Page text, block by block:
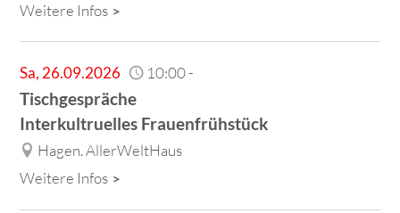
Weitere Infos
Sa, 26.09.2026 10:00-
Tischgespräche
Interkultruelles Frauenfrühstück
Hagen. AllerWeltHaus
Weitere Infos